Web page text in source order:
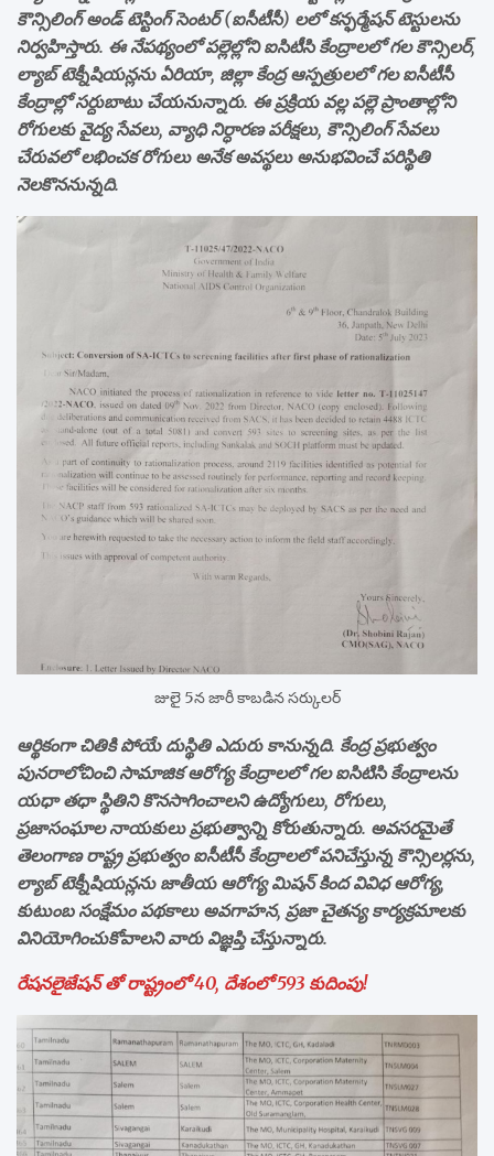
కౌన్సిలింగ్ అండ్ టెస్టింగ్ సెంటర్ (ఐసీటీసీ) లలో కన్ఫర్మేషన్ టెస్టులను
నిర్వహిస్తారు. ఈ నేపథ్యంలో పల్లెల్లోని ఐసిటీసి కేంద్రాలలో గల కౌన్సిలర్,
ల్యాబ్ టెక్నీషియన్లను ఏరియా, జిల్లా కేంద్ర ఆస్పత్రులలో గల ఐసీటీసీ
కేంద్రాల్లో సర్దుబాటు చేయనున్నారు. ఈ ప్రక్రియ వల్ల పల్లె ప్రాంతాల్లోని
రోగులకు వైద్య సేవలు, వ్యాధి నిర్ధారణ పరీక్షలు, కౌన్సిలింగ్ సేవలు
చేరువలో లభించక రోగులు అనేక అవస్థలు అనుభవించే పరిస్థితి
నెలకొననున్నది.
జులై 5న జారీ కాబడిన సర్కులర్
ఆర్థికంగా చితికి పోయే దుస్థితి ఎదురు కానున్నది. కేంద్ర ప్రభుత్వం
పునరాలోచించి సామాజిక ఆరోగ్య కేంద్రాలలో గల ఐసిటిసి కేంద్రాలను
యధా తధా స్థితిని కొనసాగించాలని ఉద్యోగులు, రోగులు,
ప్రజాసంఘాల నాయకులు ప్రభుత్వాన్ని కోరుతున్నారు. అవసరమైతే
తెలంగాణ రాష్ట్ర ప్రభుత్వం ఐసీటీసీ కేంద్రాలలో పనిచేస్తున్న కౌన్సిలర్లను,
ల్యాబ్ టెక్నీషియన్లను జాతీయ ఆరోగ్య మిషన్ కింద వివిధ ఆరోగ్య,
కుటుంబ సంక్షేమం పథకాలు అవగాహన, ప్రజా చైతన్య కార్యక్రమాలకు
వినియోగించుకోవాలని వారు విజ్ఞప్తి చేస్తున్నారు.
రేషనలైజేషన్ తో రాష్ట్రంలో 40, దేశంలో 593 కుదింపు!